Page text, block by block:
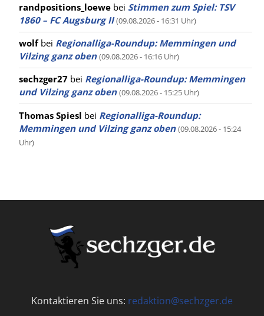
randpositions_loewe bei Stimmen zum Spiel: TSV
1860 – FC Augsburg II (09.08.2026 - 16:31 Uhr)
wolfbei Regionalliga-Roundup: Memmingen und
Vilzing ganz oben (09.08.2026 - 16:16 Uhr)
sechzger27 bei Regionalliga-Roundup: Memmingen
und Vilzing ganz oben (09.08.2026 - 15:25 Uhr)
Thomas Spiesl bei Regionalliga-Roundup:
Memmingen und Vilzing ganz oben (09.08.2026 - 15:24
Uhr)
Kontaktieren Sie uns: redaktion@sechzger.de